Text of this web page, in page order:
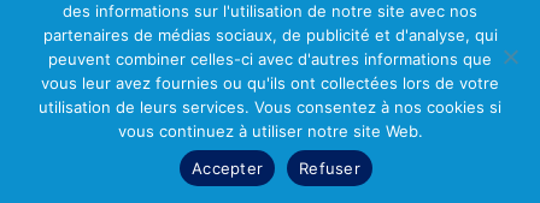
Mentions légales
des informations sur l'utilisation de notre site avec nos
partenaires de médias sociaux, de publicité et d'analyse, qui
peuvent combiner celles-ci avec d'autres informations que
vous leur avez fournies ou qu'ils ont collectées lors de votre
utilisation de leurs services. Vous consentez à nos cookies si
vous continuez à utiliser notre site Web.
Accepter
Refuser